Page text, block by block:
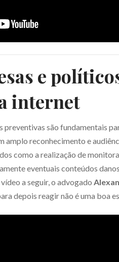
e
internet
preventivas são fundamentais
amplo reconhecimento e
como a realização de
eventuais conteúdos
a seguir, o advogado
depois reagir não é uma boa